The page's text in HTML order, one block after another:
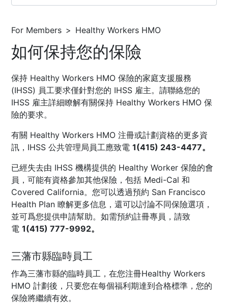
For Members Healthy Workers HMO
如何保持您的保險
保持 Healthy Workers HMO 保險的家庭支援服務
(IHSS) 員工要求僅針對您的 IHSS 雇主。請聯絡您的
IHSS 雇主詳細瞭解有關保持 Healthy Workers HMO 保
險的要求。
有關 Healthy Workers HMO 注冊或計劃資格的更多資
訊， IHSS 公共管理局 員工應致電1(415) 243-4477。
已經失去由 IHSS 機構提供的 Healthy Worker 保險的會
員，可能有資格參加其他保險，包括 Medi-Cal 和
Covered California。您可以透過預約 San Francisco
Health Plan 瞭解更多信息，還可以討論不同保險選項，
並可爲您提供申請幫助。如需預約註冊專員，請致
電1(415) 777-9992。
三藩市縣臨時員工
作為三藩市縣的臨時員工，在您注冊Healthy Workers
HMO 計劃後，只要您在每個福利期達到合格標準，您的
保險將繼續有效。